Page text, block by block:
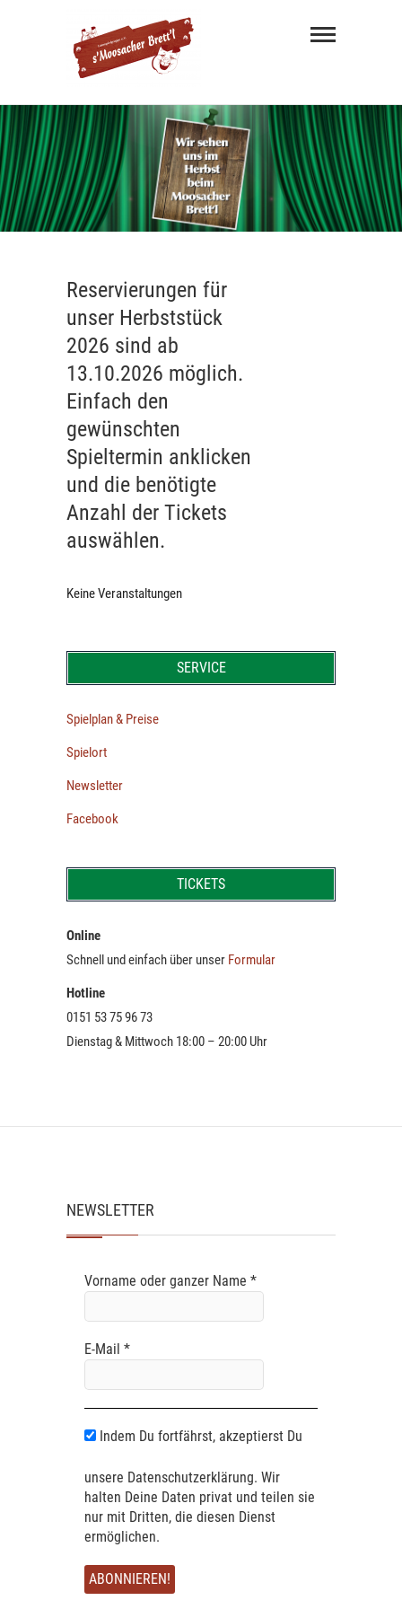
Brett'l
MÜNCHNER MUNDART THEATER
Reservierungen für
unser Herbststück
2026 sind ab
13.10.2026 möglich.
Einfach den
gewünschten
Spieltermin anklicken
und die benötigte
Anzahl der Tickets
auswählen.
Keine Veranstaltungen
SERVICE
Spielplan & Preise
Spielort
Newsletter
Facebook
TICKETS
Online
Schnell und einfach über unser Formular
Hotline
0151 53 75 96 73
Dienstag & Mittwoch 18:00 – 20:00 Uhr
NEWSLETTER
Vorname oder ganzer Name *
E-Mail *
Indem Du fortfährst, akzeptierst Du
unsere Datenschutzerklärung. Wir
halten Deine Daten privat und teilen sie
nur mit Dritten, die diesen Dienst
ermöglichen.